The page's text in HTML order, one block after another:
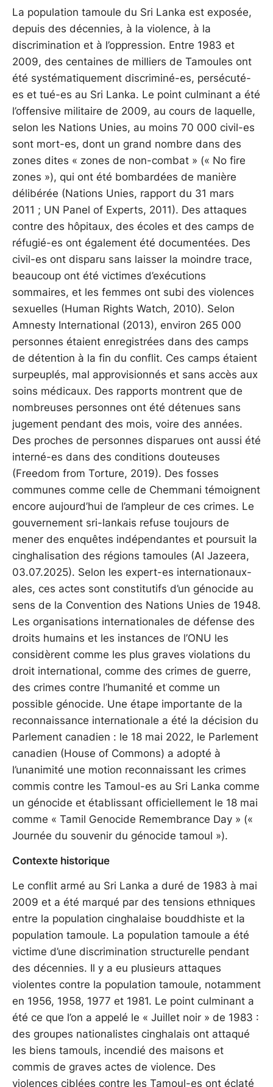
La population tamoule du Sri Lanka est exposée,
depuis des décennies, à la violence, à la
discrimination et à l’oppression. Entre 1983 et
2009, des centaines de milliers de Tamoules ont
été systématiquement discriminé-es, persécuté-
es et tué-es au Sri Lanka. Le point culminant a été
l’offensive militaire de 2009, au cours de laquelle,
selon les Nations Unies, au moins 70 000 civil-es
sont mort-es, dont un grand nombre dans des
zones dites « zones de non-combat » (« No fire
zones »), qui ont été bombardées de manière
délibérée (Nations Unies, rapport du 31 mars
2011 ; UN Panel of Experts, 2011). Des attaques
contre des hôpitaux, des écoles et des camps de
réfugié-es ont également été documentées. Des
civil-es ont disparu sans laisser la moindre trace,
beaucoup ont été victimes d’exécutions
sommaires, et les femmes ont subi des violences
sexuelles (Human Rights Watch, 2010). Selon
Amnesty International (2013), environ 265 000
personnes étaient enregistrées dans des camps
de détention à la fin du conflit. Ces camps étaient
surpeuplés, mal approvisionnés et sans accès aux
soins médicaux. Des rapports montrent que de
nombreuses personnes ont été détenues sans
jugement pendant des mois, voire des années.
Des proches de personnes disparues ont aussi été
interné-es dans des conditions douteuses
(Freedom from Torture, 2019). Des fosses
communes comme celle de Chemmani témoignent
encore aujourd’hui de l’ampleur de ces crimes. Le
gouvernement sri-lankais refuse toujours de
mener des enquêtes indépendantes et poursuit la
cinghalisation des régions tamoules (Al Jazeera,
03.07.2025). Selon les expert-es internationaux-
ales, ces actes sont constitutifs d’un génocide au
sens de la Convention des Nations Unies de 1948.
Les organisations internationales de défense des
droits humains et les instances de l’ONU les
considèrent comme les plus graves violations du
droit international, comme des crimes de guerre,
des crimes contre l’humanité et comme un
possible génocide. Une étape importante de la
reconnaissance internationale a été la décision du
Parlement canadien : le 18 mai 2022, le Parlement
canadien (House of Commons) a adopté à
l’unanimité une motion reconnaissant les crimes
commis contre les Tamoul-es au Sri Lanka comme
un génocide et établissant officiellement le 18 mai
comme « Tamil Genocide Remembrance Day » («
Journée du souvenir du génocide tamoul »).
Contexte historique
Le conflit armé au Sri Lanka a duré de 1983 à mai
2009 et a été marqué par des tensions ethniques
entre la population cinghalaise bouddhiste et la
population tamoule. La population tamoule a été
victime d’une discrimination structurelle pendant
des décennies. Il y a eu plusieurs attaques
violentes contre la population tamoule, notamment
en 1956, 1958, 1977 et 1981. Le point culminant a
été ce que l’on a appelé le « Juillet noir » de 1983 :
des groupes nationalistes cinghalais ont attaqué
les biens tamouls, incendié des maisons et
commis de graves actes de violence. Des
violences ciblées contre les Tamoul-es ont éclaté